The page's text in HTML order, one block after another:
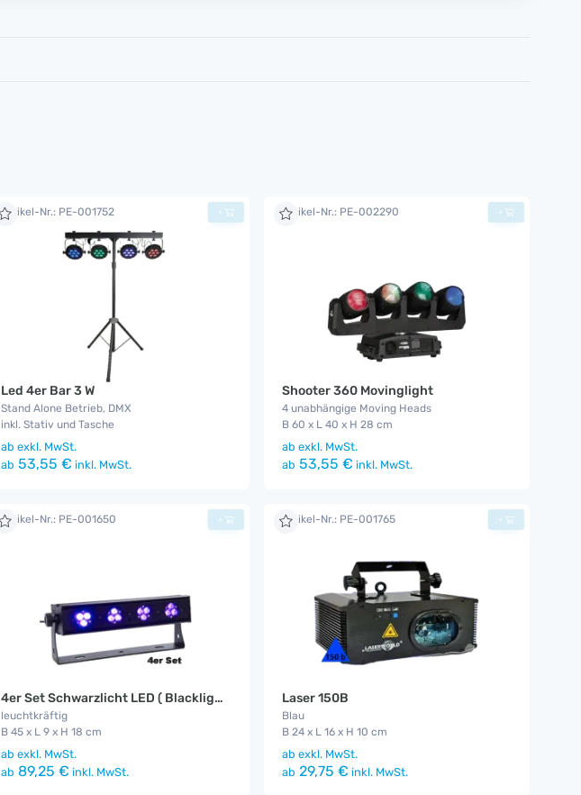
Artikel-Nr.: PE-001752
Led 4er Bar 3 W
Stand Alone Betrieb, DMX
inkl. Stativ und Tasche
ab exkl. MwSt.
ab 53,55 € inkl. MwSt.
+ Artikel-Nr.: PE-002290
Shooter 360 Movinglight
4 unabhängige Moving Heads
B 60 x L 40 x H 28 cm
ab exkl. MwSt.
ab 53,55 € inkl. MwSt.
+
Artikel-Nr.: PE-001650
4er Set Schwarzlicht LED ( Blacklight - UV )
leuchtkräftig
B 45 x L 9 x H 18 cm
ab exkl. MwSt.
ab 89,25 € inkl. MwSt.
+ Artikel-Nr.: PE-001765
Laser 150B
Blau
B 24 x L 16 x H 10 cm
ab exkl. MwSt.
ab 29,75 € inkl. MwSt.
+